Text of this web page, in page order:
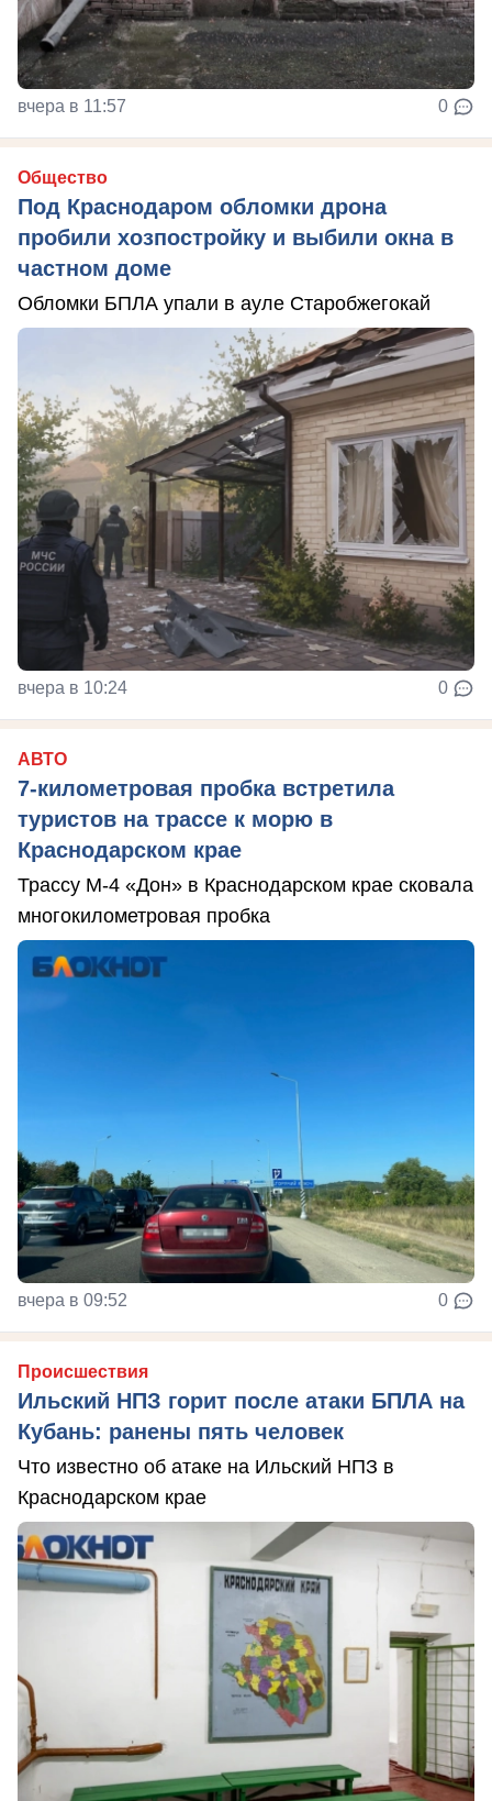
вчера в 11:57 0
Общество
Под Краснодаром обломки дрона
пробили хозпостройку и выбили окна в
частном доме
Обломки БПЛА упали в ауле Старобжегокай
вчера в 10:24 0
АВТО
7-километровая пробка встретила
туристов на трассе к морю в
Краснодарском крае
Трассу М-4 «Дон» в Краснодарском крае сковала
многокилометровая пробка
вчера в 09:52 0
Происшествия
Ильский НПЗ горит после атаки БПЛА на
Кубань: ранены пять человек
Что известно об атаке на Ильский НПЗ в
Краснодарском крае